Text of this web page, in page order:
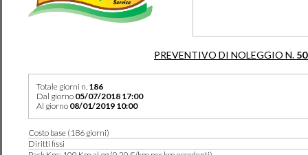
PREVENTIVO DI NOLEGGIO N.
Totale giorni n. 186
Dal giorno 05/07/2018 17:00
Al giorno 08/01/2019 10:00
Costo base (186 giorni)
Diritti fissi